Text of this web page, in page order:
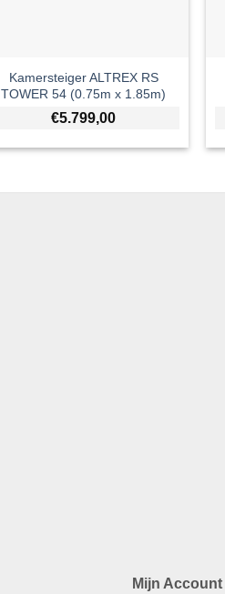
Kamersteiger ALTREX RS
TOWER 54 (0.75m x 1.85m)
€5.799,00
Mijn Account